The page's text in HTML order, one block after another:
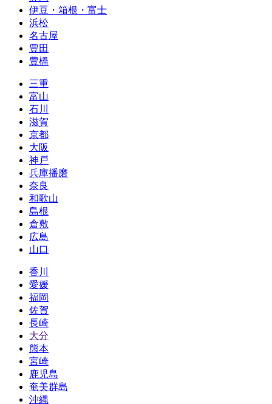
伊豆・箱根・富士
浜松
名古屋
豊田
豊橋
三重
富山
石川
滋賀
京都
大阪
神戸
兵庫播磨
奈良
和歌山
島根
倉敷
広島
山口
香川
愛媛
福岡
佐賀
長崎
大分
熊本
宮崎
鹿児島
奄美群島
沖縄